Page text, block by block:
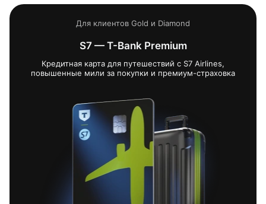
Для клиентов Gold и Diamond
S7 — T-BankPremium
Кредитная карта для путешествий с S7 Airlines,
повышенные мили за покупки и премиум-страховка